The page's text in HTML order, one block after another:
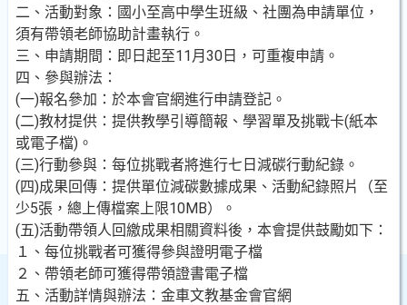
二、活動對象：國小至高中學生班級、社團為申請單位，
須有帶領老師協助計畫執行。
三、申請期間：即日起至11月30日，可重複申請。
四、參與辦法：
(一)報名參加：於本會官網進行申請登記。
(二)教材提供：提供教學引導簡報、學習單及挑戰卡(紙本
或電子檔)。
(三)行動參與：每位挑戰者將進行七日減碳行動紀錄。
(四)成果回傳：提供單位減碳數據成果、活動紀錄照片（至
少5張，總上傳檔案上限10MB）。
(五)活動帶領人回繳成果相關資料後，本會提供鼓勵如下：
１、每位挑戰者可獲得參與證明電子檔
２、帶領老師可獲得帶領證書電子檔
五、活動詳情與辦法：金車文教基金會官網